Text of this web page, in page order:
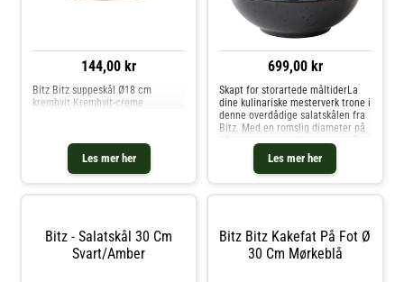
144,00 kr
Les mer her
Bitz Bitz suppeskål Ø18 cm
kremhvit Kremhvit-creme
699,00 kr
Les mer her
Skapt for storartede måltiderLa
dine kulinariske mesterverk trone i
denne overdådige salatskålen fra
Bitz. Med en romslig diameter på
innsiden, gir denne skålen hver
salat eller anretning en ekstra
dimensjon av stil og
Bitz - Salatskål 30 Cm
Svart/amber
Bitz Bitz Kakefat På Fot Ø
30 Cm Mørkeblå